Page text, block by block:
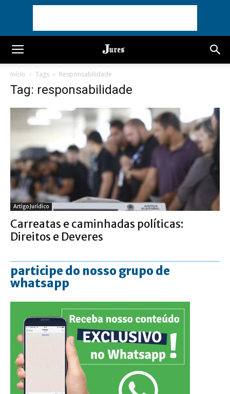
Início Tags Responsabilidade
Tag: responsabilidade
Artigo Jurídico
Carreatas e caminhadas políticas:
Direitos e Deveres
participe do nosso grupo de
whatsapp